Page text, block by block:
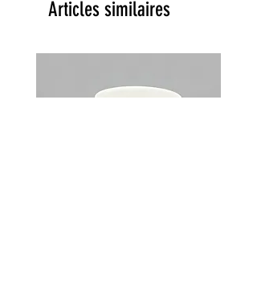
Articles similaires